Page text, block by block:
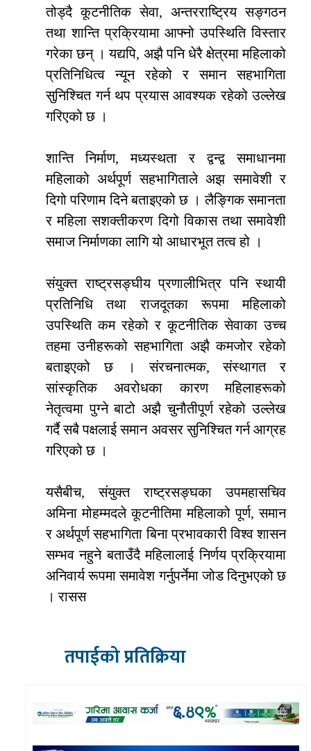
तोड्दै कूटनीतिक सेवा, अन्तरराष्ट्रिय सङ्गठन
तथा शान्ति प्रक्रियामा आफ्नो उपस्थिति विस्तार
गरेका छन् । यद्यपि, अझै पनि धेरै क्षेत्रमा महिलाको
प्रतिनिधित्व न्यून रहेको र समान सहभागिता
सुनिश्चित गर्न थप प्रयास आवश्यक रहेको उल्लेख
गरिएको छ ।
शान्ति निर्माण, मध्यस्थता र द्वन्द्व समाधानमा
महिलाको अर्थपूर्ण सहभागिताले अझ समावेशी र
दिगो परिणाम दिने बताइएको छ । लैङ्गिक समानता
र महिला सशक्तीकरण दिगो विकास तथा समावेशी
समाज निर्माणका लागि यो आधारभूत तत्व हो ।
संयुक्त राष्ट्रसङ्घीय प्रणालीभित्र पनि स्थायी
प्रतिनिधि तथा राजदूतका रूपमा महिलाको
उपस्थिति कम रहेको र कूटनीतिक सेवाका उच्च
तहमा उनीहरूको सहभागिता अझै कमजोर रहेको
बताइएको छ । संरचनात्मक, संस्थागत र
सांस्कृतिक अवरोधका कारण महिलाहरूको
नेतृत्वमा पुग्ने बाटो अझै चुनौतीपूर्ण रहेको उल्लेख
गर्दै सबै पक्षलाई समान अवसर सुनिश्चित गर्न आग्रह
गरिएको छ ।
यसैबीच, संयुक्त राष्ट्रसङ्घका उपमहासचिव
अमिना मोहम्मदले कूटनीतिमा महिलाको पूर्ण, समान
र अर्थपूर्ण सहभागिता बिना प्रभावकारी विश्व शासन
सम्भव नहुने बताउँदै महिलालाई निर्णय प्रक्रियामा
अनिवार्य रूपमा समावेश गर्नुपर्नेमा जोड दिनुभएको छ
। रासस
तपाईको प्रतिक्रिया